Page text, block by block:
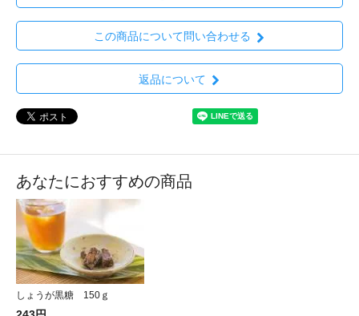
この商品について問い合わせる
返品について
あなたにおすすめの商品
しょうが黒糖 150ｇ